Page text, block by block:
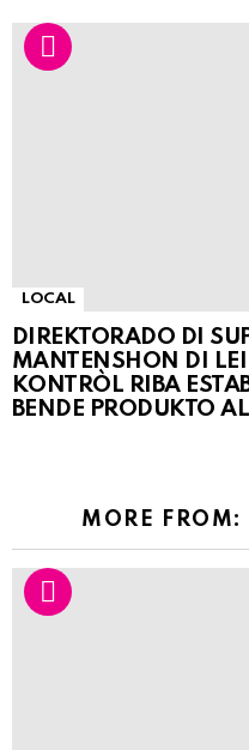
LOCAL
DIREKTORADO DI
MANTENSHON DI
KONTRÒL RIBA
BENDE PRODUKTO
MORE FROM: